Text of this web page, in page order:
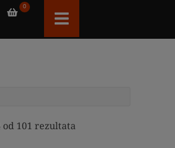
0
101 rezultata